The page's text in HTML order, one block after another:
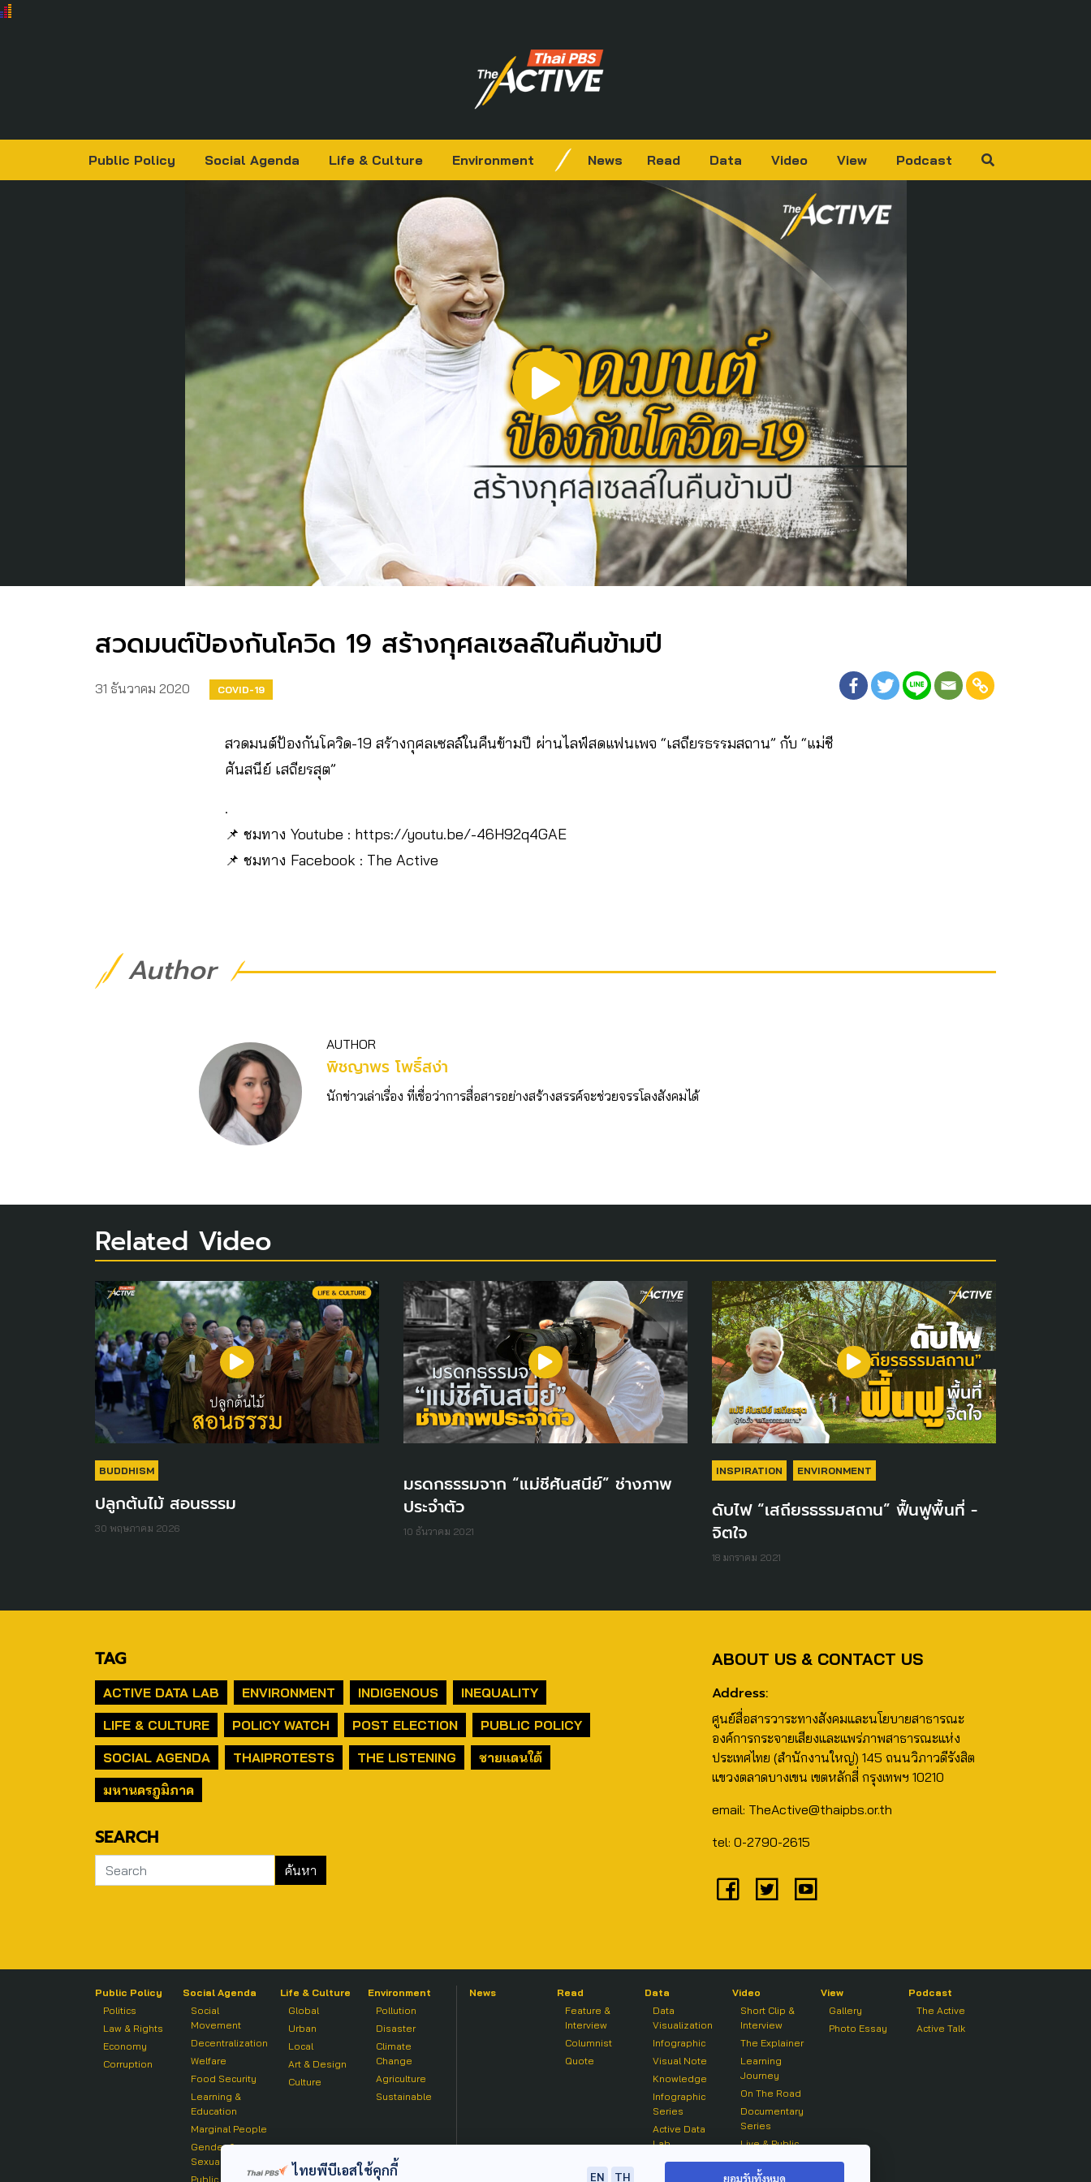
Public Policy Social Agenda Life & Culture Environment News Read Data Video View Podcast
สวดมนต์ป้องกันโควิด 19 สร้างกุศลเซลล์ในคืนข้ามปี
31 ธันวาคม 2020 COVID-19
สวดมนต์ป้องกันโควิด-19 สร้างกุศลเซลล์ในคืนข้ามปี ผ่านไลฟ์สดแฟนเพจ “เสถียรธรรมสถาน” กับ “แม่ชี
ศันสนีย์ เสถียรสุต”
.
📌 ชมทาง Youtube : https://youtu.be/-46H92q4GAE
📌 ชมทาง Facebook : The Active
Author
AUTHOR
พิชญาพร โพธิ์สง่า
นักข่าวเล่าเรื่อง ที่เชื่อว่าการสื่อสารอย่างสร้างสรรค์จะช่วยจรรโลงสังคมได้
Related Video
BUDDHISM
ปลูกต้นไม้ สอนธรรม
30 พฤษภาคม 2026
มรดกธรรมจาก “แม่ชีศันสนีย์” ช่างภาพ
ประจำตัว
10 ธันวาคม 2021
INSPIRATION ENVIRONMENT
ดับไฟ “เสถียรธรรมสถาน” ฟื้นฟูพื้นที่ -
จิตใจ
18 มกราคม 2021
TAG
ACTIVE DATA LAB ENVIRONMENT INDIGENOUS
INEQUALITY
LIFE & CULTURE
POLICY WATCH POST ELECTION
PUBLIC POLICY
SOCIAL AGENDA
THAIPROTESTS THE LISTENING
ชายแดนใต้
มหานครภูมิภาค
SEARCH
ABOUT US & CONTACT US
Address:
ศูนย์สื่อสารวาระทางสังคมและนโยบายสาธารณะ
องค์การกระจายเสียงและแพร่ภาพสาธารณะแห่ง
ประเทศไทย (สำนักงานใหญ่) 145 ถนนวิภาวดีรังสิต
แขวงตลาดบางเขน เขตหลักสี่ กรุงเทพฯ 10210
email: TheActive@thaipbs.or.th
tel: 0-2790-2615
Public Policy
Politics
Law & Rights
Economy
Corruption
Social Agenda
Social
Movement
Decentralization
Welfare
Food Security
Learning &
Education
Marginal People
Gender &
Sexuality
Public Health
Life & Culture
Global
Urban
Local
Art & Design
Culture
Environment
Pollution
Disaster
Climate
Change
Agriculture
Sustainable
News
Read
Feature &
Interview
Columnist
Quote
Data
Data
Visualization
Infographic
Visual Note
Knowledge
Infographic
Series
Active Data
Lab
Video
Short Clip &
Interview
The Explainer
Learning
Journey
On The Road
Documentary
Series
Live & Public
On air Clip
View
Gallery
Photo Essay
Podcast
The Active
Active Talk
ไทยพีบีเอสใช้คุกกี้ EN TH ยอมรับทั้งหมด